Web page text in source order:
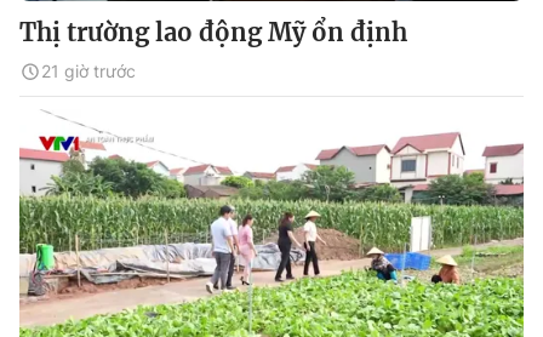
Thị trường lao động Mỹ ổn định
21 giờ trước